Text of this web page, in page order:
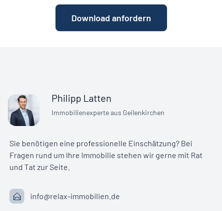
Download anfordern
Philipp Latten
Immobilienexperte aus Geilenkirchen
Sie benötigen eine professionelle Einschätzung? Bei
Fragen rund um Ihre Immobilie stehen wir gerne mit Rat
und Tat zur Seite.
info@relax-immobilien.de